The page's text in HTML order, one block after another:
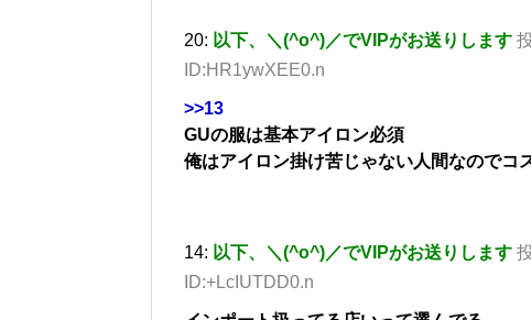
20: 以下、＼(^o^)／でVIPがお送りします
ID:HR1ywXEE0.n
>>13
GUの服は基本アイロン必須
俺はアイロン掛け苦じゃない人間なのでコ
14: 以下、＼(^o^)／でVIPがお送りします
ID:+LcIUTDD0.n